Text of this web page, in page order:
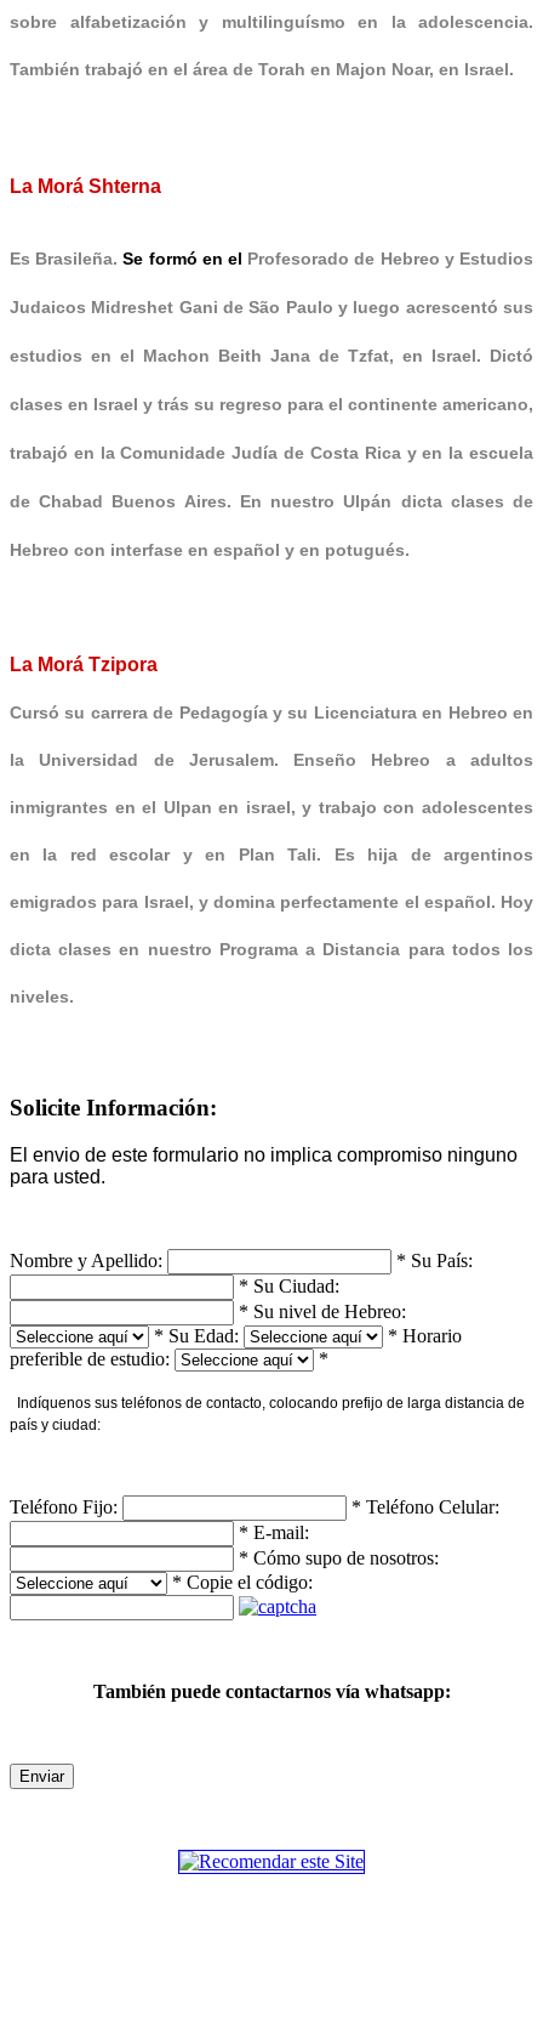
sobre alfabetización y multilinguísmo en la adolescencia.
También trabajó en el área de Torah en Majon Noar, en Israel.
La Morá Shterna
Es Brasileña. Se formó en el Profesorado de Hebreo y Estudios
Judaicos Midreshet Gani de São Paulo y luego acrescentó sus
estudios en el Machon Beith Jana de Tzfat, en Israel. Dictó
clases en Israel y trás su regreso para el continente americano,
trabajó en la Comunidade Judía de Costa Rica y en la escuela
de Chabad Buenos Aires. En nuestro Ulpán dicta clases de
Hebreo con interfase en español y en potugués.
La Morá Tzipora
Cursó su carrera de Pedagogía y su Licenciatura en Hebreo en
la Universidad de Jerusalem. Enseño Hebreo a adultos
inmigrantes en el Ulpan en israel, y trabajo con adolescentes
en la red escolar y en Plan Tali. Es hija de argentinos
emigrados para Israel, y domina perfectamente el español. Hoy
dicta clases en nuestro Programa a Distancia para todos los
niveles.
Solicite Información:
El envio de este formulario no implica compromiso ninguno
para usted.
Nombre y Apellido: * Su País:
* Su Ciudad:
* Su nivel de Hebreo:
* Su Edad: * Horario
preferible de estudio:
*
Indíquenos sus teléfonos de contacto, colocando prefijo de larga distancia de
país y ciudad:
Teléfono Fijo: * Teléfono Celular:
* E-mail:
* Cómo supo de nosotros:
* Copie el código:
También puede contactarnos vía whatsapp:
Enviar